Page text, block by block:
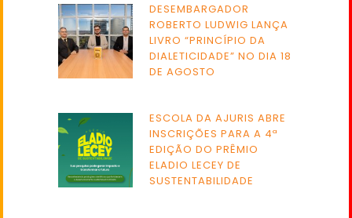
DESEMBARGADOR
ROBERTO LUDWIG LANÇA
LIVRO “PRINCÍPIO DA
DIALETICIDADE” NO DIA 18
DE AGOSTO
ESCOLA DA AJURIS ABRE
INSCRIÇÕES PARA A 4ª
EDIÇÃO DO PRÊMIO
ELADIO LECEY DE
SUSTENTABILIDADE